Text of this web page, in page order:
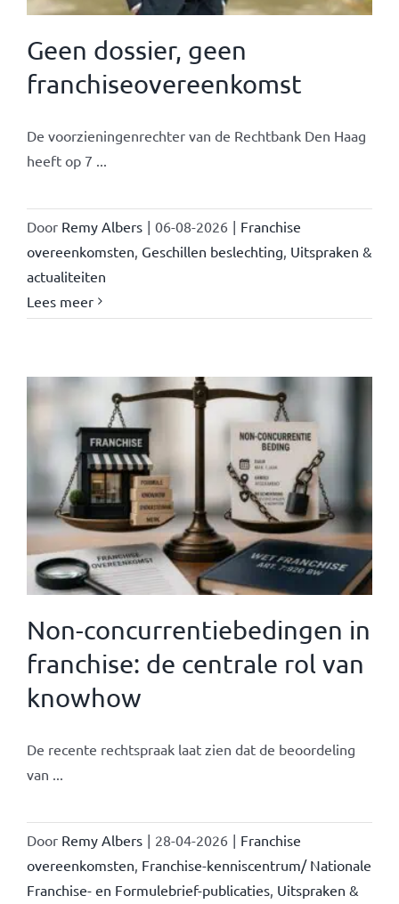
Geen dossier, geen
franchiseovereenkomst
De voorzieningenrechter van de Rechtbank Den Haag
heeft op 7 ...
Door Remy Albers | 06-08-2026 | Franchise
overeenkomsten Geschillen beslechting Uitspraken &
actualiteiten
Lees meer
Non-concurrentiebedingen in
franchise: de centrale rol van
knowhow
De recente rechtspraak laat zien dat de beoordeling
van ...
Door Remy Albers | 28-04-2026 | Franchise
overeenkomsten Franchise-kenniscentrum/ Nationale
Franchise- en Formulebrief-publicaties Uitspraken &